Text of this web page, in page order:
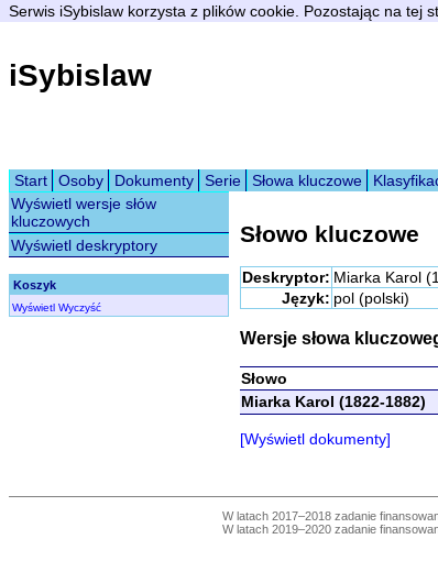
Serwis iSybislaw korzysta z plików cookie. Pozostając na tej
iSybislaw
Start
Osoby Dokumenty Serie Słowa kluczowe
Wyświetl wersje słów
kluczowych
Wyświetl deskryptory
Koszyk
Wyświetl Wyczyść
Słowo kluczowe
Deskryptor: Miarka Karol
Język: pol (polski)
Wersje słowa
Słowo
Miarka Karol (1822-1882)
[Wyświetl dokumenty]
W latach 2017–2018 zadanie
W latach 2019–2020 zadanie